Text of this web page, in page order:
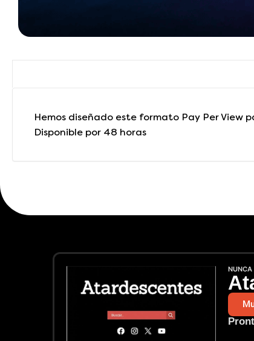
Hemos diseñado este formato Pay Per View
Disponible por 48 horas
NUNCA